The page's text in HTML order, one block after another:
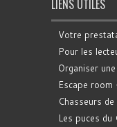
LIENS UTILES
Votre
Pour les
Organiser
Escape room
Chasseurs
Les puces du